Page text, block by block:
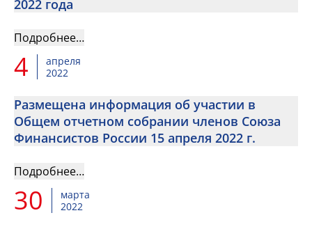
2022 года
Подробнее…
4
апреля
2022
Размещена информация об участии в
Общем отчетном собрании членов Союза
Финансистов России 15 апреля 2022 г.
Подробнее…
30
марта
2022